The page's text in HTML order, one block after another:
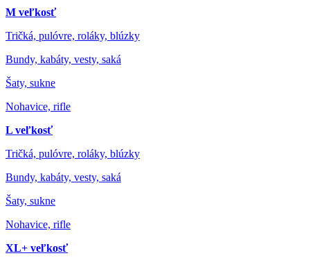
M veľkosť
Tričká, pulóvre, roláky, blúzky
Bundy, kabáty, vesty, saká
Šaty, sukne
Nohavice, rifle
L veľkosť
Tričká, pulóvre, roláky, blúzky
Bundy, kabáty, vesty, saká
Šaty, sukne
Nohavice, rifle
XL+ veľkosť